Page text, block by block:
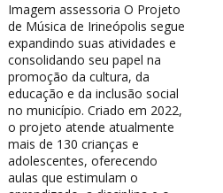
Imagem assessoria O Projeto
de Música de Irineópolis segue
expandindo suas atividades e
consolidando seu papel na
promoção da cultura, da
educação e da inclusão social
no município. Criado em 2022,
o projeto atende atualmente
mais de 130 crianças e
adolescentes, oferecendo
aulas que estimulam o